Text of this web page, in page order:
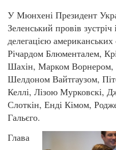
У Мюнхені Президент
Зеленський провів
делегацією
Річардом Блюменталем,
Шахін, Марком Ворнером,
Шелдоном Вайтгаузом,
Келлі, Лізою Мурковскі,
Слоткін, Енді Кімом,
Гальєго.
Глава